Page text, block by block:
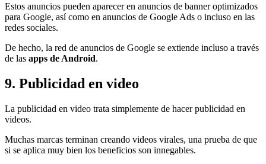
Estos anuncios pueden aparecer en anuncios de banner optimizados
para Google, así como en anuncios de Google Ads o incluso en las
redes sociales.
De hecho, la red de anuncios de Google se extiende incluso a través
de las apps de Android.
9. Publicidad en video
La publicidad en video trata simplemente de hacer publicidad en
videos.
Muchas marcas terminan creando videos virales, una prueba de que
si se aplica muy bien los beneficios son innegables.